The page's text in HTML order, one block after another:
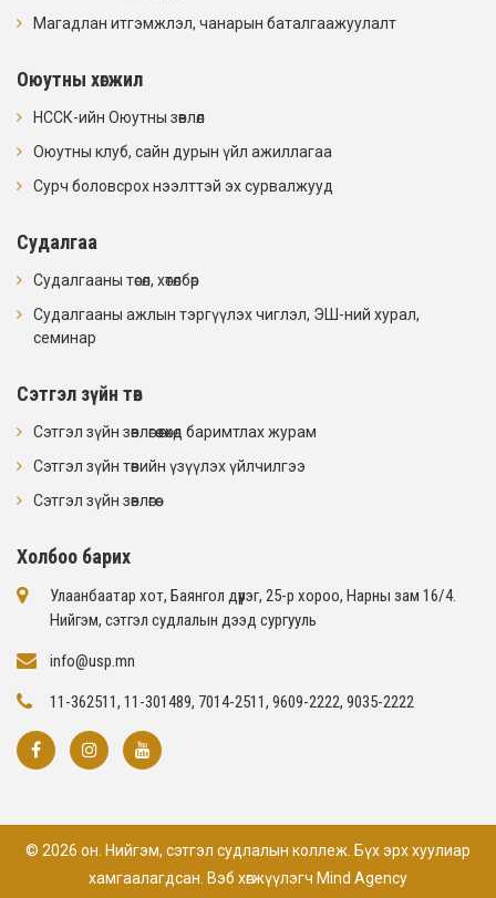
Магадлан итгэмжлэл, чанарын баталгаажуулалт
Оюутны хөгжил
НССК-ийн Оюутны зөвлөл
Оюутны клуб, сайн дурын үйл ажиллагаа
Сурч боловсрох нээлттэй эх сурвалжууд
Судалгаа
Судалгааны төсөл, хөтөлбөр
Судалгааны ажлын тэргүүлэх чиглэл, ЭШ-ний хурал,
семинар
Сэтгэл зүйн төв
Сэтгэл зүйн зөвлөгөө өгөхөд баримтлах журам
Сэтгэл зүйн төвийн үзүүлэх үйлчилгээ
Сэтгэл зүйн зөвлөгөө
Холбоо барих
Улаанбаатар хот, Баянгол дүүрэг, 25-р хороо, Нарны зам 16/4​.
Нийгэм, сэтгэл судлалын дээд сургууль
info@usp.mn
11-362511, 11-301489, 7014-2511, 9609-2222, 9035-2222
© 2026 он. Нийгэм, сэтгэл судлалын коллеж. Бүх эрх хуулиар
хамгаалагдсан. Вэб хөгжүүлэгч Mind Agency